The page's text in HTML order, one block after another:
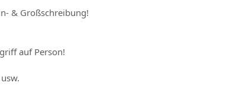
& Großschreibung!
auf Person!